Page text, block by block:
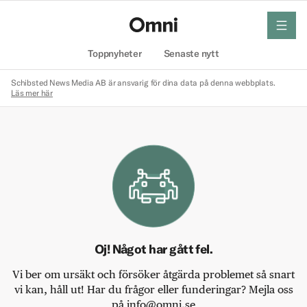
Toppnyheter Senaste nytt
meny
Schibsted News Media AB är ansvarig för dina data på denna webbplats.
Läs mer här
Oj! Något har gått fel.
Vi ber om ursäkt och försöker åtgärda problemet så snart
vi kan, håll ut! Har du frågor eller funderingar? Mejla oss